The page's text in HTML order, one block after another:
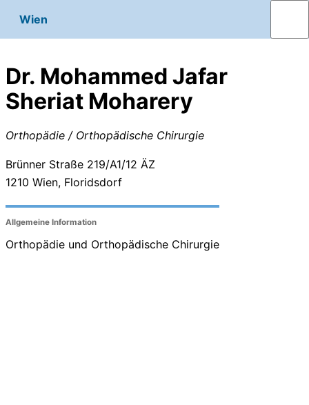
Wien
Dr. Mohammed Jafar
Sheriat Moharery
Orthopädie / Orthopädische Chirurgie
Brünner Straße 219/A1/12 ÄZ
1210 Wien, Floridsdorf
Allgemeine Information
Orthopädie und Orthopädische Chirurgie